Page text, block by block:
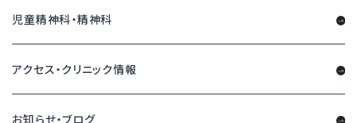
児童精神科・精神科
アクセス・クリニック情報
お知らせ・ブログ